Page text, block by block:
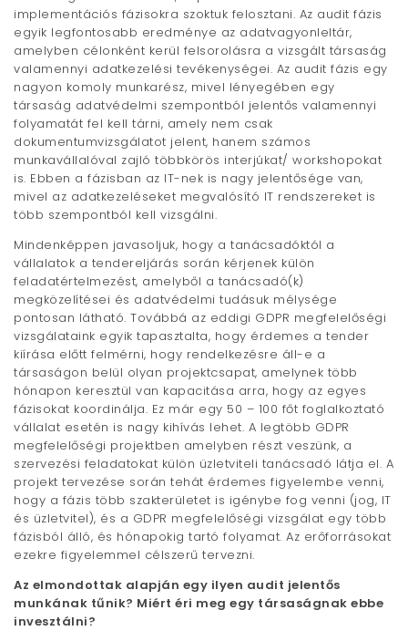
implementációs fázisokra szoktuk felosztani. Az audit fázis
egyik legfontosabb eredménye az adatvagyonleltár,
amelyben célonként kerül felsorolásra a vizsgált társaság
valamennyi adatkezelési tevékenységei. Az audit fázis egy
nagyon komoly munkarész, mivel lényegében egy
társaság adatvédelmi szempontból jelentős valamennyi
folyamatát fel kell tárni, amely nem csak
dokumentumvizsgálatot jelent, hanem számos
munkavállalóval zajló többkörös interjúkat/ workshopokat
is. Ebben a fázisban az IT-nek is nagy jelentősége van,
mivel az adatkezeléseket megvalósító IT rendszereket is
több szempontból kell vizsgálni.
Mindenképpen javasoljuk, hogy a tanácsadóktól a
vállalatok a tendereljárás során kérjenek külön
feladatértelmezést, amelyből a tanácsadó(k)
megközelítései és adatvédelmi tudásuk mélysége
pontosan látható. Továbbá az eddigi GDPR megfelelőségi
vizsgálataink egyik tapasztalta, hogy érdemes a tender
kiírása előtt felmérni, hogy rendelkezésre áll-e a
társaságon belül olyan projektcsapat, amelynek több
hónapon keresztül van kapacitása arra, hogy az egyes
fázisokat koordinálja. Ez már egy 50 – 100 főt foglalkoztató
vállalat esetén is nagy kihívás lehet. A legtöbb GDPR
megfelelőségi projektben amelyben részt veszünk, a
szervezési feladatokat külön üzletviteli tanácsadó látja el. A
projekt tervezése során tehát érdemes figyelembe venni,
hogy a fázis több szakterületet is igénybe fog venni (jog, IT
és üzletvitel), és a GDPR megfelelőségi vizsgálat egy több
fázisból álló, és hónapokig tartó folyamat. Az erőforrásokat
ezekre figyelemmel célszerű tervezni.
Az elmondottak alapján egy ilyen audit jelentős
munkának tűnik? Miért éri meg egy társaságnak ebbe
invesztálni?